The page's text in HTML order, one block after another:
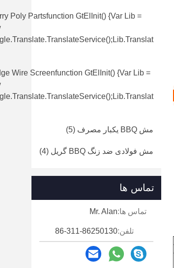
Poly Partsfunction GtElInit() {var Lib =
Wire Screenfunction GtElInit() {var Lib =
مش BBQ یکبار مصرف (5)
مش فولادی ضد زنگ BBQ گریل (4)
تماس ها
تماس ها:Mr. Alan
تلفن:86-311-86250130